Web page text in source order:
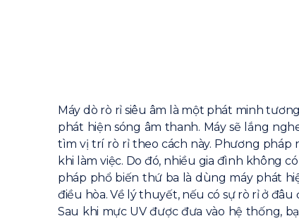
Máy dò rò rỉ siêu âm là một phát minh
phát hiện sóng âm thanh. Máy sẽ lắng
tìm vị trí rò rỉ theo cách này. Phương pháp
khi làm việc. Do đó, nhiều gia đình không
pháp phổ biến thứ ba là dùng máy phát
điều hòa. Về lý thuyết, nếu có sự rò rỉ ở
Sau khi mực UV được đưa vào hệ thống,